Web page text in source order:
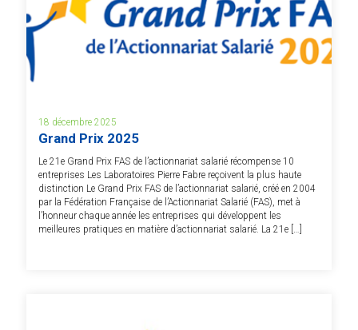
18 décembre 2025
Grand Prix 2025
Le 21e Grand Prix FAS de l’actionnariat salarié récompense 10
entreprises Les Laboratoires Pierre Fabre reçoivent la plus haute
distinction Le Grand Prix FAS de l’actionnariat salarié, créé en 2004
par la Fédération Française de l’Actionnariat Salarié (FAS), met à
l’honneur chaque année les entreprises qui développent les
meilleures pratiques en matière d’actionnariat salarié. La 21e […]